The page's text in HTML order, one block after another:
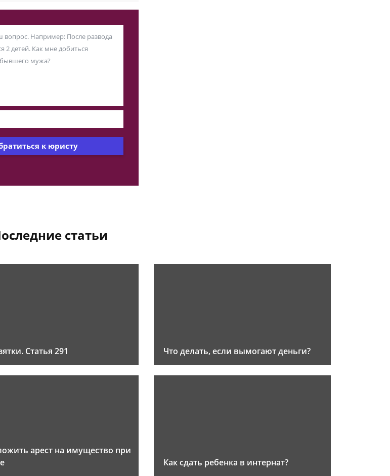
к юристу
статьи
Статья 291 Что делать, если вымогают деньги?
арест на имущество при
Как сдать ребенка в интернат?